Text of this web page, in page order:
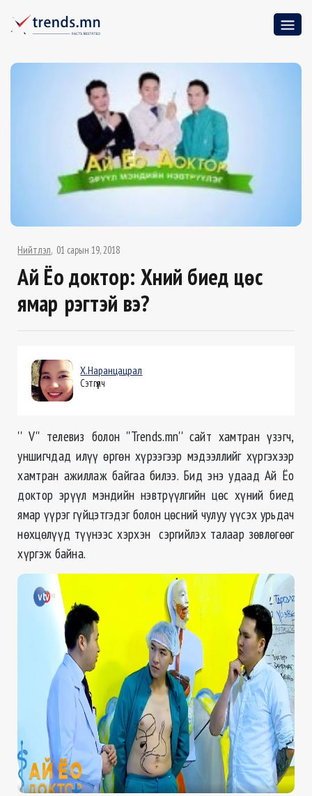
Нийтлэл 01 сарын 19, 2018
Ай Ёо доктор: Хүний биед цөс
ямар үүрэгтэй вэ?
Х.Наранцацрал
Сэтгүүлч
'' V'' телевиз болон ''Trends.mn'' сайт хамтран үзэгч,
уншигчдад илүү өргөн хүрээгээр мэдээллийг хүргэхээр
хамтран ажиллаж байгаа билээ. Бид энэ удаад Ай Ёо
доктор эрүүл мэндийн нэвтрүүлгийн цөс хүний биед
ямар үүрэг гүйцэтгэдэг болон цөсний чулуу үүсэх урьдач
нөхцөлүүд түүнээс хэрхэн сэргийлэх талаар зөвлөгөөг
хүргэж байна.